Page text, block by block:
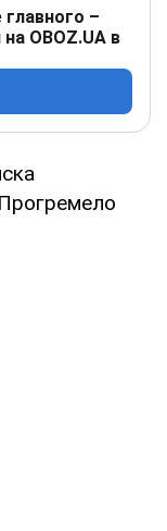
–
OBOZ.UA в